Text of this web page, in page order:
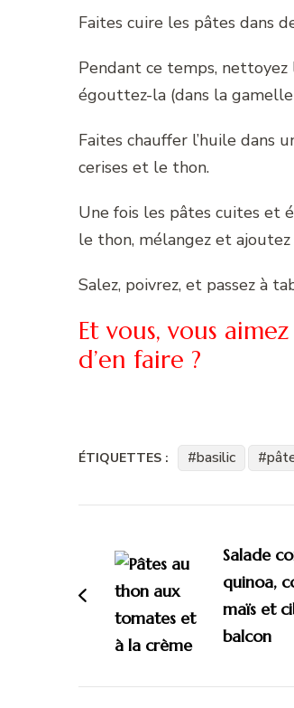
Faites cuire les pâtes dans
Pendant ce temps,
égouttez-la (dans la
Faites chauffer l’huile dans
cerises et le thon.
Une fois les pâtes cuites et
le thon, mélangez et ajoutez
Salez, poivrez, et passez à
Et vous, vous
d’en faire ?
ÉTIQUETTES : basilic
d'article
Salade
quinoa,
maïs et
balcon